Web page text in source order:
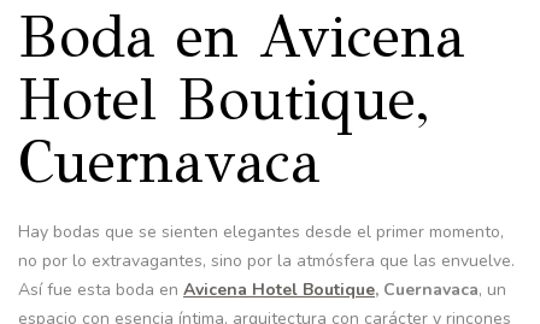
Boda en Avicena
Hotel Boutique,
Cuernavaca
Hay bodas que se sienten elegantes desde el primer momento,
no por lo extravagantes, sino por la atmósfera que las envuelve.
Así fue esta boda en Avicena Hotel Boutique, Cuernavaca, un
espacio con esencia íntima, arquitectura con carácter y rincones